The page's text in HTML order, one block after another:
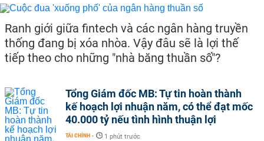
Ranh giới giữa fintech và các ngân hàng truyền
thống đang bị xóa nhòa. Vậy đâu sẽ là lợi thế
tiếp theo cho những "nhà băng thuần số"?
Tổng Giám đốc MB: Tự tin hoàn thành
kế hoạch lợi nhuận năm, có thể đạt mốc
40.000 tỷ nếu tình hình thuận lợi
TÀI CHÍNH - 1 phút trước